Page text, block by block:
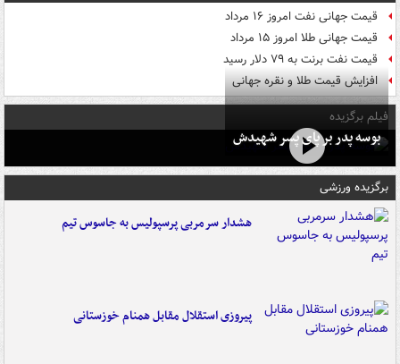
قیمت جهانی نفت امروز ۱۶ مرداد
قیمت جهانی طلا امروز ۱۵ مرداد
قیمت نفت برنت به ۷۹ دلار رسید
افزایش قیمت طلا و نقره جهانی
فیلم برگزیده
بوسه‌ پدر بر پای پسر شهیدش
برگزیده ورزشی
هشدار سرمربی پرسپولیس به جاسوس تیم
پیروزی استقلال مقابل همنام خوزستانی